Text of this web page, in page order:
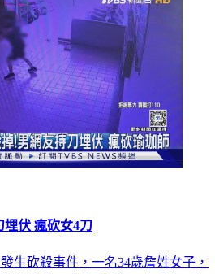
埋伏 瘋砍女4刀
生砍殺事件，一名34歲詹姓女子，